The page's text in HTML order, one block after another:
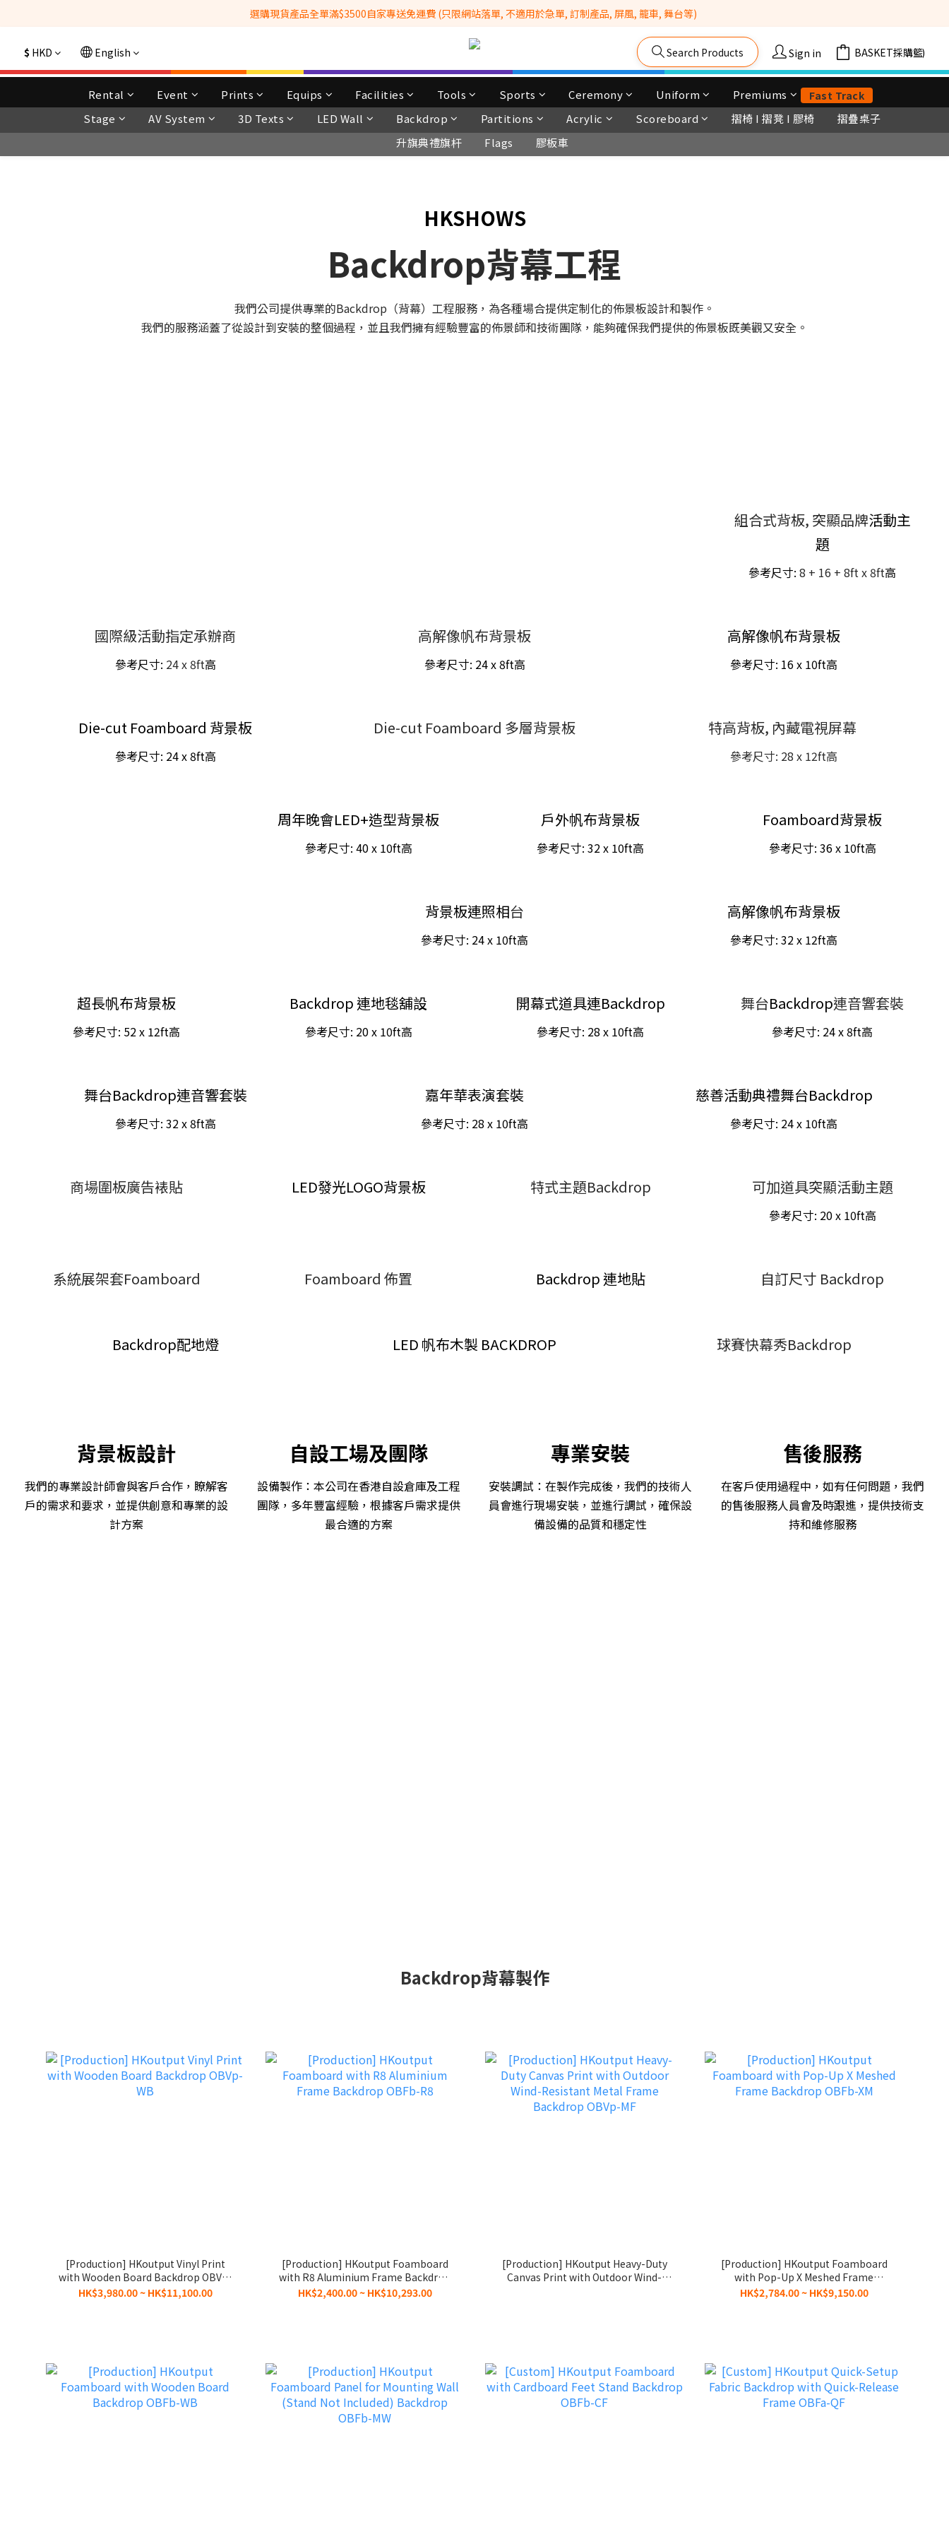
全港No.1一站式設備租售及採購服務供應商
選購現貨產品全單滿$3500自家專送免運費 (只限網站落單, 不適用於急單, 訂制產品, 屏風, 籠車, 舞台等)
Whatsapp: 66962838 | 電話: 21153328 | 報價: info@hkbasket.com
全港No.1一站式設備租售及採購服務供應商
$ HKD English Search Products Sign in Cart(0)
Rental Event Prints Equips Facilities Tools Sports Ceremony Uniform Premiums Fast Track
Stage AV System 3D Texts LED Wall Backdrop Partitions Acrylic Scoreboard 摺椅 I 摺凳 I 膠椅
摺疊桌子
升旗典禮旗杆
Flags 膠板車
HKSHOWS
Backdrop背幕工程
我們公司提供專業的Backdrop（背幕）工程服務，為各種場合提供定制化的佈景板設計和製作。
我們的服務涵蓋了從設計到安裝的整個過程，並且我們擁有經驗豐富的佈景師和技術團隊，能夠確保我們提供的佈景板既美觀又安全。
組合式背板, 突顯品牌活動主
題
參考尺寸:8 + 16 + 8ft x 8ft高
國際級活動指定承辦商
參考尺寸: 24 x 8ft高
高解像帆布背景板
參考尺寸: 24 x 8ft高
高解像帆布背景板
參考尺寸: 16x 10ft高
Die-cut Foamboard 背景板
參考尺寸: 24 x 8ft高
Die-cut Foamboard 多層背景板 特高背板, 內藏電視屏幕
參考尺寸: 28 x 12ft高
周年晚會LED+造型背景板
參考尺寸: 40x 10ft高
戶外帆布背景板
參考尺寸:32 x 10ft高
Foamboard背景板
參考尺寸: 36x 10ft高
背景板連照相台
參考尺寸: 24 x 10ft高
高解像帆布背景板
參考尺寸: 32x 12ft高
超長帆布背景板
參考尺寸: 52x 12ft高
Backdrop 連地毯舖設
參考尺寸: 20 x 10ft高
開幕式道具連Backdrop
參考尺寸: 28 x 10ft高
舞台Backdrop連音響套裝
參考尺寸: 24 x 8ft高
舞台Backdrop連音響套裝
參考尺寸: 32 x 8ft高
嘉年華表演套裝
參考尺寸: 28 x 10ft高
慈善活動典禮舞台Backdrop
參考尺寸: 24 x 10ft高
商場圍板廣告裱貼 LED發光LOGO背景板 特式主題Backdrop 可加道具突顯活動主題
參考尺寸: 20 x 10ft高
系統展架套Foamboard Foamboard 佈置 Backdrop 連地貼 自訂尺寸 Backdrop
Backdrop配地燈 LED 帆布木製 BACKDROP 球賽快幕秀Backdrop
背景板設計
我們的專業設計師會與客戶合作，瞭解客
戶的需求和要求，並提供創意和專業的設
計方案
自設工場及團隊
設備製作：本公司在香港自設倉庫及工程
團隊，多年豐富經驗， 根據客戶需求提供
最合適的方案
專業安裝
安裝調試：在製作完成後，我們的技術人
員會進行現場安裝，並進行調試，確保設
備設備的品質和穩定性
售後服務
在客戶使用過程中，如有任何問題，我們
的售後服務人員會及時跟進，提供技術支
持和維修服務
Backdrop背幕製作
[Production] HKoutput Vinyl Print
with Wooden Board Backdrop OBVp-
WB
HK$3,980.00 ~ HK$11,100.00
[Production] HKoutput Foamboard
with R8 Aluminium Frame Backdrop
OBFb-R8
HK$2,400.00 ~ HK$10,293.00
[Production] HKoutput Heavy-Duty
Canvas Print with Outdoor Wind-
[Production] HKoutput Foamboard
with Pop-Up X Meshed Frame
Backdrop OBFb-XM
HK$2,784.00 ~ HK$9,150.00